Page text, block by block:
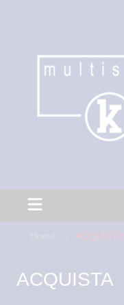
ACQUISTA
ACQUISTA